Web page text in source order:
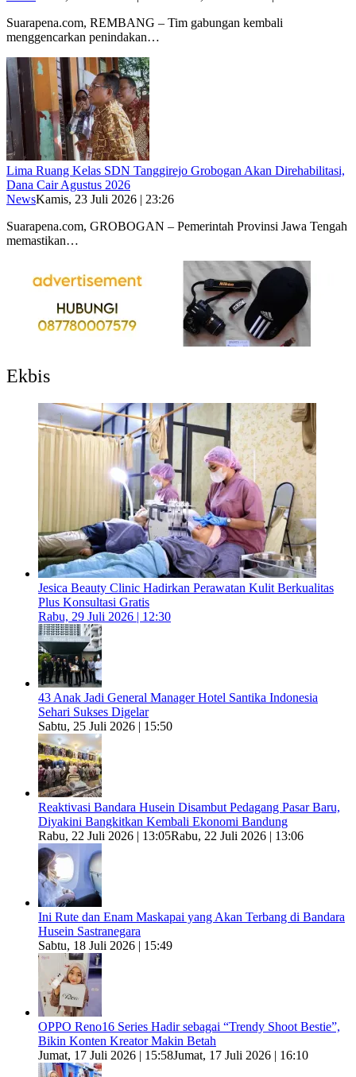
Suarapena.com, REMBANG – Tim gabungan kembali
menggencarkan penindakan…
Lima Ruang Kelas SDN Tanggirejo Grobogan Akan Direhabilitasi,
Dana Cair Agustus 2026
NewsKamis, 23 Juli 2026 | 23:26
Suarapena.com, GROBOGAN – Pemerintah Provinsi Jawa Tengah
memastikan…
Ekbis
Jesica Beauty Clinic Hadirkan Perawatan Kulit Berkualitas
Plus Konsultasi Gratis
Rabu, 29 Juli 2026 | 12:30
43 Anak Jadi General Manager Hotel Santika Indonesia
Sehari Sukses Digelar
Sabtu, 25 Juli 2026 | 15:50
Reaktivasi Bandara Husein Disambut Pedagang Pasar Baru,
Diyakini Bangkitkan Kembali Ekonomi Bandung
Rabu, 22 Juli 2026 | 13:05Rabu, 22 Juli 2026 | 13:06
Ini Rute dan Enam Maskapai yang Akan Terbang di Bandara
Husein Sastranegara
Sabtu, 18 Juli 2026 | 15:49
OPPO Reno16 Series Hadir sebagai “Trendy Shoot Bestie”,
Bikin Konten Kreator Makin Betah
Jumat, 17 Juli 2026 | 15:58Jumat, 17 Juli 2026 | 16:10